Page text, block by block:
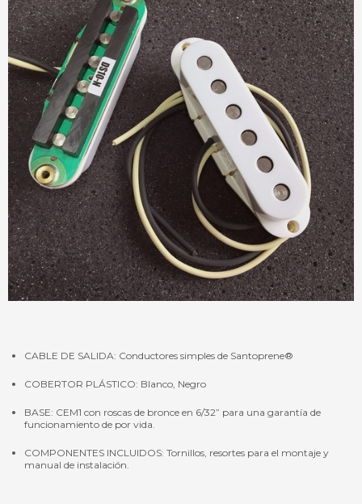
CABLE DE SALIDA: Conductores simples de Santoprene®
COBERTOR PLÁSTICO: Blanco, Negro
BASE: CEM1 con roscas de bronce en 6/32” para una garantía de
funcionamiento de por vida.
COMPONENTES INCLUIDOS: Tornillos, resortes para el montaje y
manual de instalación.